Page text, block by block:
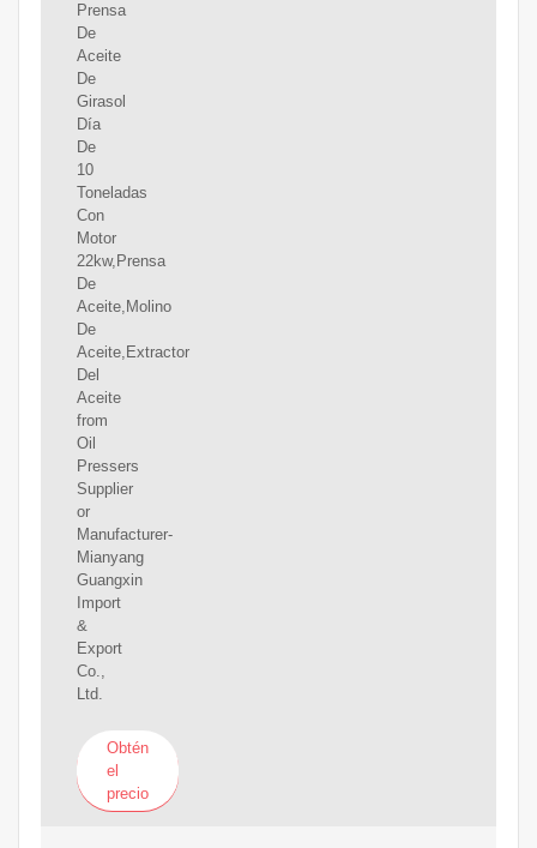
Prensa
De
Aceite
De
Girasol
Día
De
10
Toneladas
Con
Motor
22kw,Prensa
De
Aceite,Molino
De
Aceite,Extractor
Del
Aceite
from
Oil
Pressers
Supplier
or
Manufacturer-
Mianyang
Guangxin
Import
&
Export
Co.,
Ltd.
Obtén
el
precio